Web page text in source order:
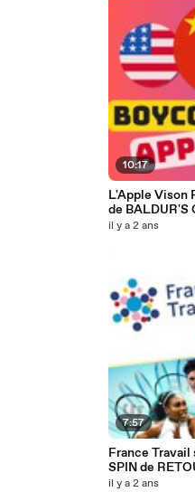
10:17
L'Apple Vison
de BALDUR'S
il y a 2 ans
7:57
France Travail
SPIN de
il y a 2 ans